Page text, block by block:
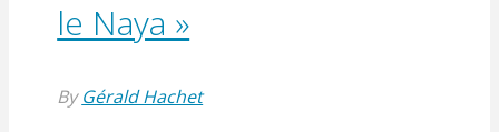
le Naya »
By Gérald Hachet